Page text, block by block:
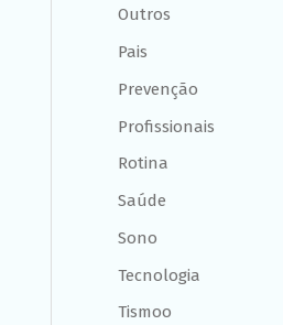
Outros
Pais
Prevenção
Profissionais
Rotina
Saúde
Sono
Tecnologia
Tismoo